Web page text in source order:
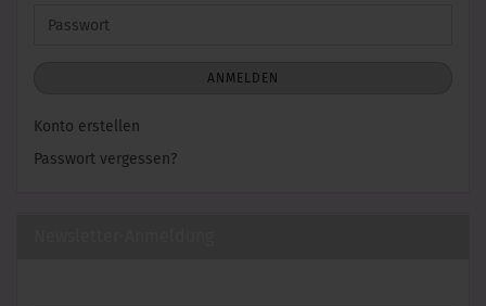
Passwort
ANMELDEN
Konto erstellen
Passwort vergessen?